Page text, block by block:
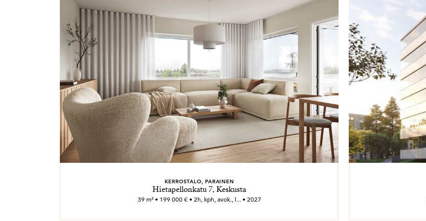
KERROSTALO, PARAINEN
Hietapellonkatu 7, Keskusta
39 m² • 199 000 € • 2h, kph, avok., l... • 2027